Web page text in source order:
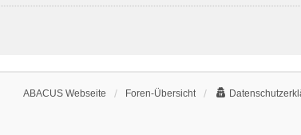
ABACUS Webseite Foren-Übersicht